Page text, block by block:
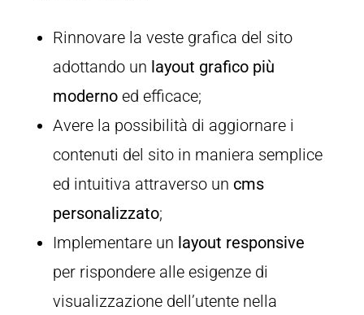
Rinnovare la veste grafica del sito
adottando un layout grafico più
modernoed efficace;
Avere la possibilità di aggiornare i
contenuti del sito in maniera semplice
ed intuitiva attraverso un cms
personalizzato;
Implementare un layout responsive
per rispondere alle esigenze di
visualizzazione dell’utente nella